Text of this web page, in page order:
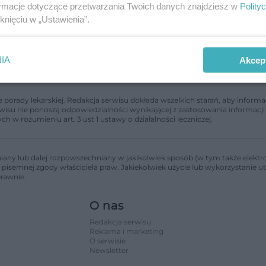
lekarskiej. Redakcja serwisu dokłada wszelkich starań, aby
nie ponoszą odpowiedzialności wynikającej z zastosowania
w rozumieniu art. 3 ust 1 ustawy o działalności leczniczej.
lub dalej rozpowszechniany w jakikolwiek sposób (w tym także
zgody właściciela praw. Jakiekolwiek użycie lub wykorzystanie
O nas
Redakcja serwisu
Reklama i marketing
O serwisie
Newsletter
dotyczące przetwarzania Twoich danych znajdziesz w
w „Ustawienia”.